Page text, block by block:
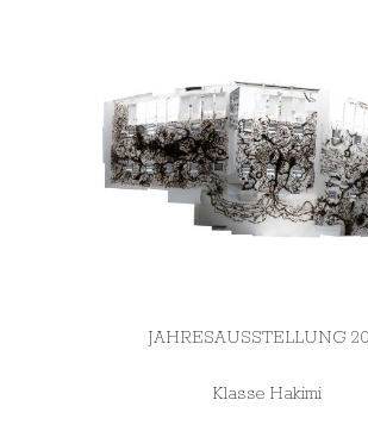
JAHRESAUSSTELLUNG
Klasse Hakimi